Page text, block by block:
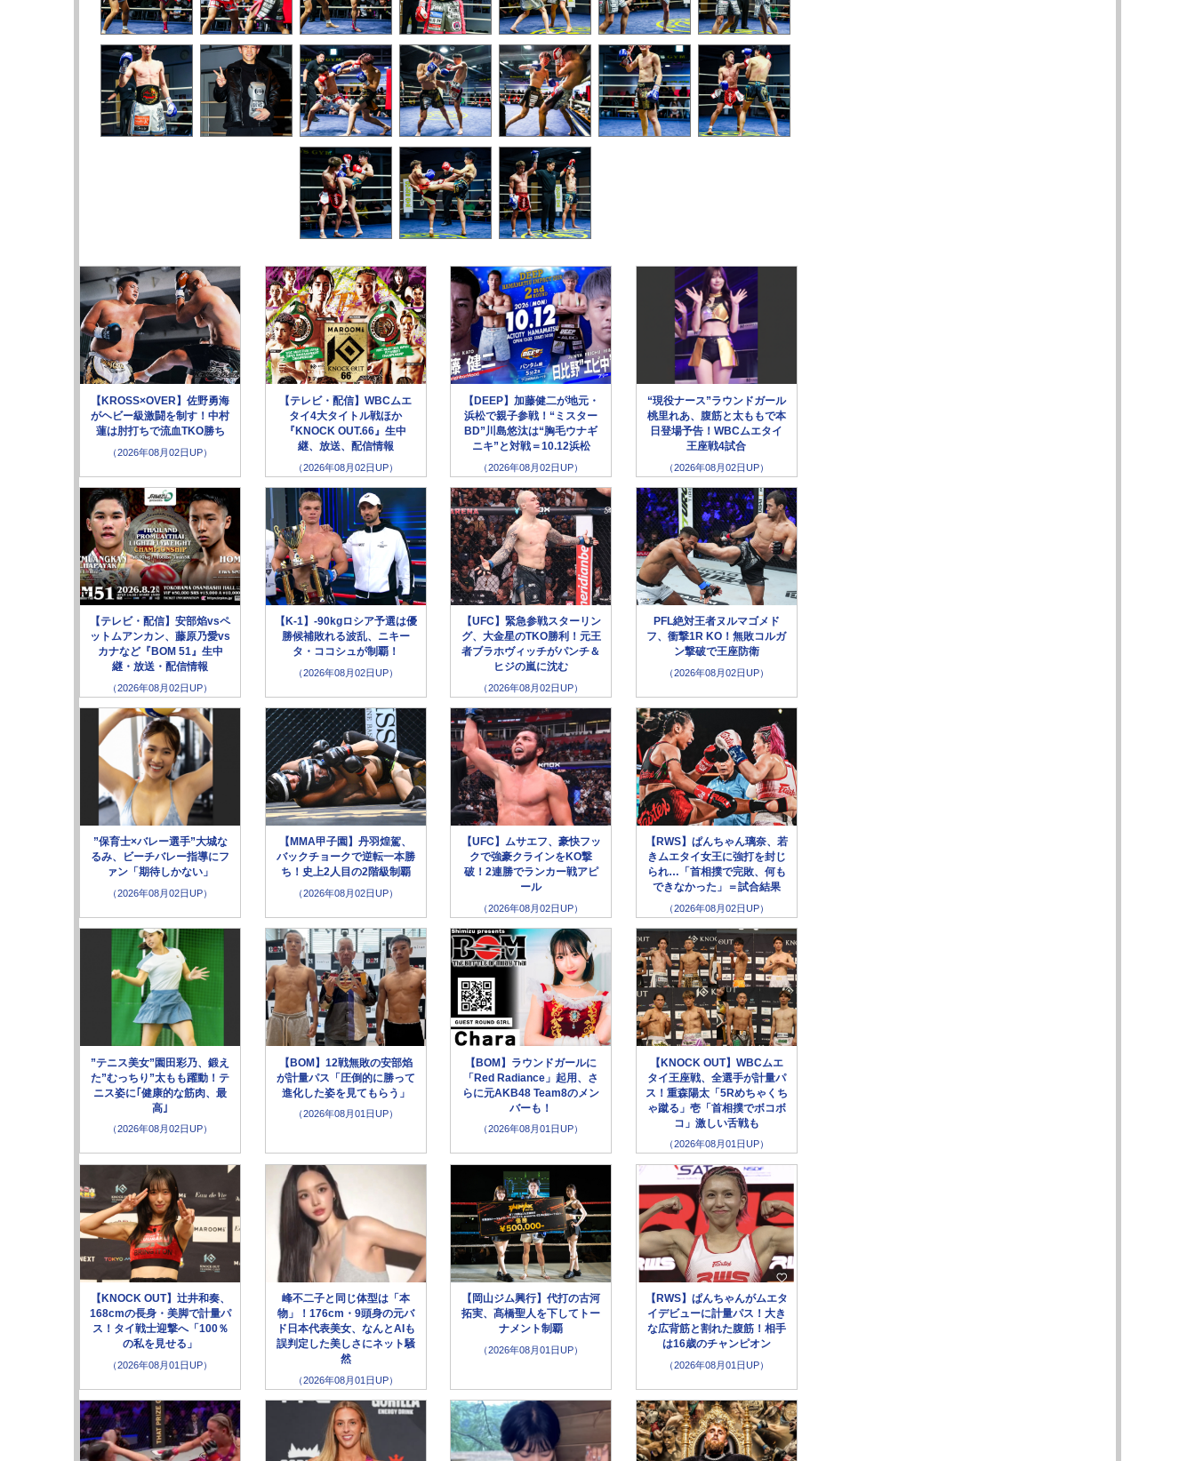
【KROSS×OVER】佐野勇海
がヘビー級激闘を制す！中村
蓮は肘打ちで流血TKO勝ち
（2026年08月02日UP）
【テレビ・配信】WBCムエ
タイ4大タイトル戦ほか
『KNOCK OUT.66』生中
継、放送、配信情報
（2026年08月02日UP）
【DEEP】加藤健二が地元・
浜松で親子参戦！“ミスター
BD”川島悠汰は“胸毛ウナギ
ニキ”と対戦＝10.12浜松
（2026年08月02日UP）
“現役ナース”ラウンドガール
桃里れあ、腹筋と太ももで本
日登場予告！WBCムエタイ
王座戦4試合
（2026年08月02日UP）
【テレビ・配信】安部焰vsペ
ットムアンカン、藤原乃愛vs
カナなど『BOM 51』生中
継・放送・配信情報
（2026年08月02日UP）
【K-1】-90kgロシア予選は優
勝候補敗れる波乱、ニキー
タ・ココシュが制覇！
（2026年08月02日UP）
【UFC】緊急参戦スターリン
グ、大金星のTKO勝利！元王
者ブラホヴィッチがパンチ＆
ヒジの嵐に沈む
（2026年08月02日UP）
PFL絶対王者ヌルマゴメド
フ、衝撃1R KO！無敗コルガ
ン撃破で王座防衛
（2026年08月02日UP）
”保育士×バレー選手”大城な
るみ、ビーチバレー指導にフ
ァン「期待しかない」
（2026年08月02日UP）
【MMA甲子園】丹羽煌駕、
バックチョークで逆転一本勝
ち！史上2人目の2階級制覇
（2026年08月02日UP）
【UFC】ムサエフ、豪快フッ
クで強豪クラインをKO撃
破！2連勝でランカー戦アピ
ール
（2026年08月02日UP）
【RWS】ぱんちゃん璃奈、若
きムエタイ女王に強打を封じ
られ…「首相撲で完敗、何も
できなかった」＝試合結果
（2026年08月02日UP）
”テニス美女”園田彩乃、鍛え
た”むっちり”太もも躍動！テ
ニス姿に｢健康的な筋肉、最
高｣
（2026年08月02日UP）
【BOM】12戦無敗の安部焰
が計量パス「圧倒的に勝って
進化した姿を見てもらう」
（2026年08月01日UP）
【BOM】ラウンドガールに
「Red Radiance」起用、さ
らに元AKB48 Team8のメン
バーも！
（2026年08月01日UP）
【KNOCK OUT】WBCムエ
タイ王座戦、全選手が計量パ
ス！重森陽太「5Rめちゃくち
ゃ蹴る」壱「首相撲でボコボ
コ」激しい舌戦も
（2026年08月01日UP）
【KNOCK OUT】辻井和奏、
168cmの長身・美脚で計量パ
ス！タイ戦士迎撃へ「100％
の私を見せる」
（2026年08月01日UP）
峰不二子と同じ体型は「本
物」！176cm・9頭身の元バ
ド日本代表美女、なんとAIも
誤判定した美しさにネット騒
然
（2026年08月01日UP）
【岡山ジム興行】代打の古河
拓実、髙橋聖人を下してトー
ナメント制覇
（2026年08月01日UP）
【RWS】ぱんちゃんがムエタ
イデビューに計量パス！大き
な広背筋と割れた腹筋！相手
は16歳のチャンピオン
（2026年08月01日UP）